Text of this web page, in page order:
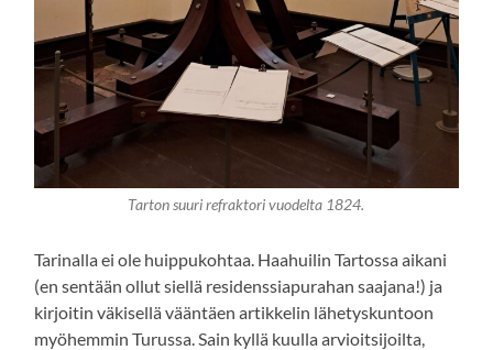
Tarton suuri refraktori vuodelta 1824.
Tarinalla ei ole huippukohtaa. Haahuilin Tartossa aikani
(en sentään ollut siellä residenssiapurahan saajana!) ja
kirjoitin väkisellä vääntäen artikkelin lähetyskuntoon
myöhemmin Turussa. Sain kyllä kuulla arvioitsijoilta,